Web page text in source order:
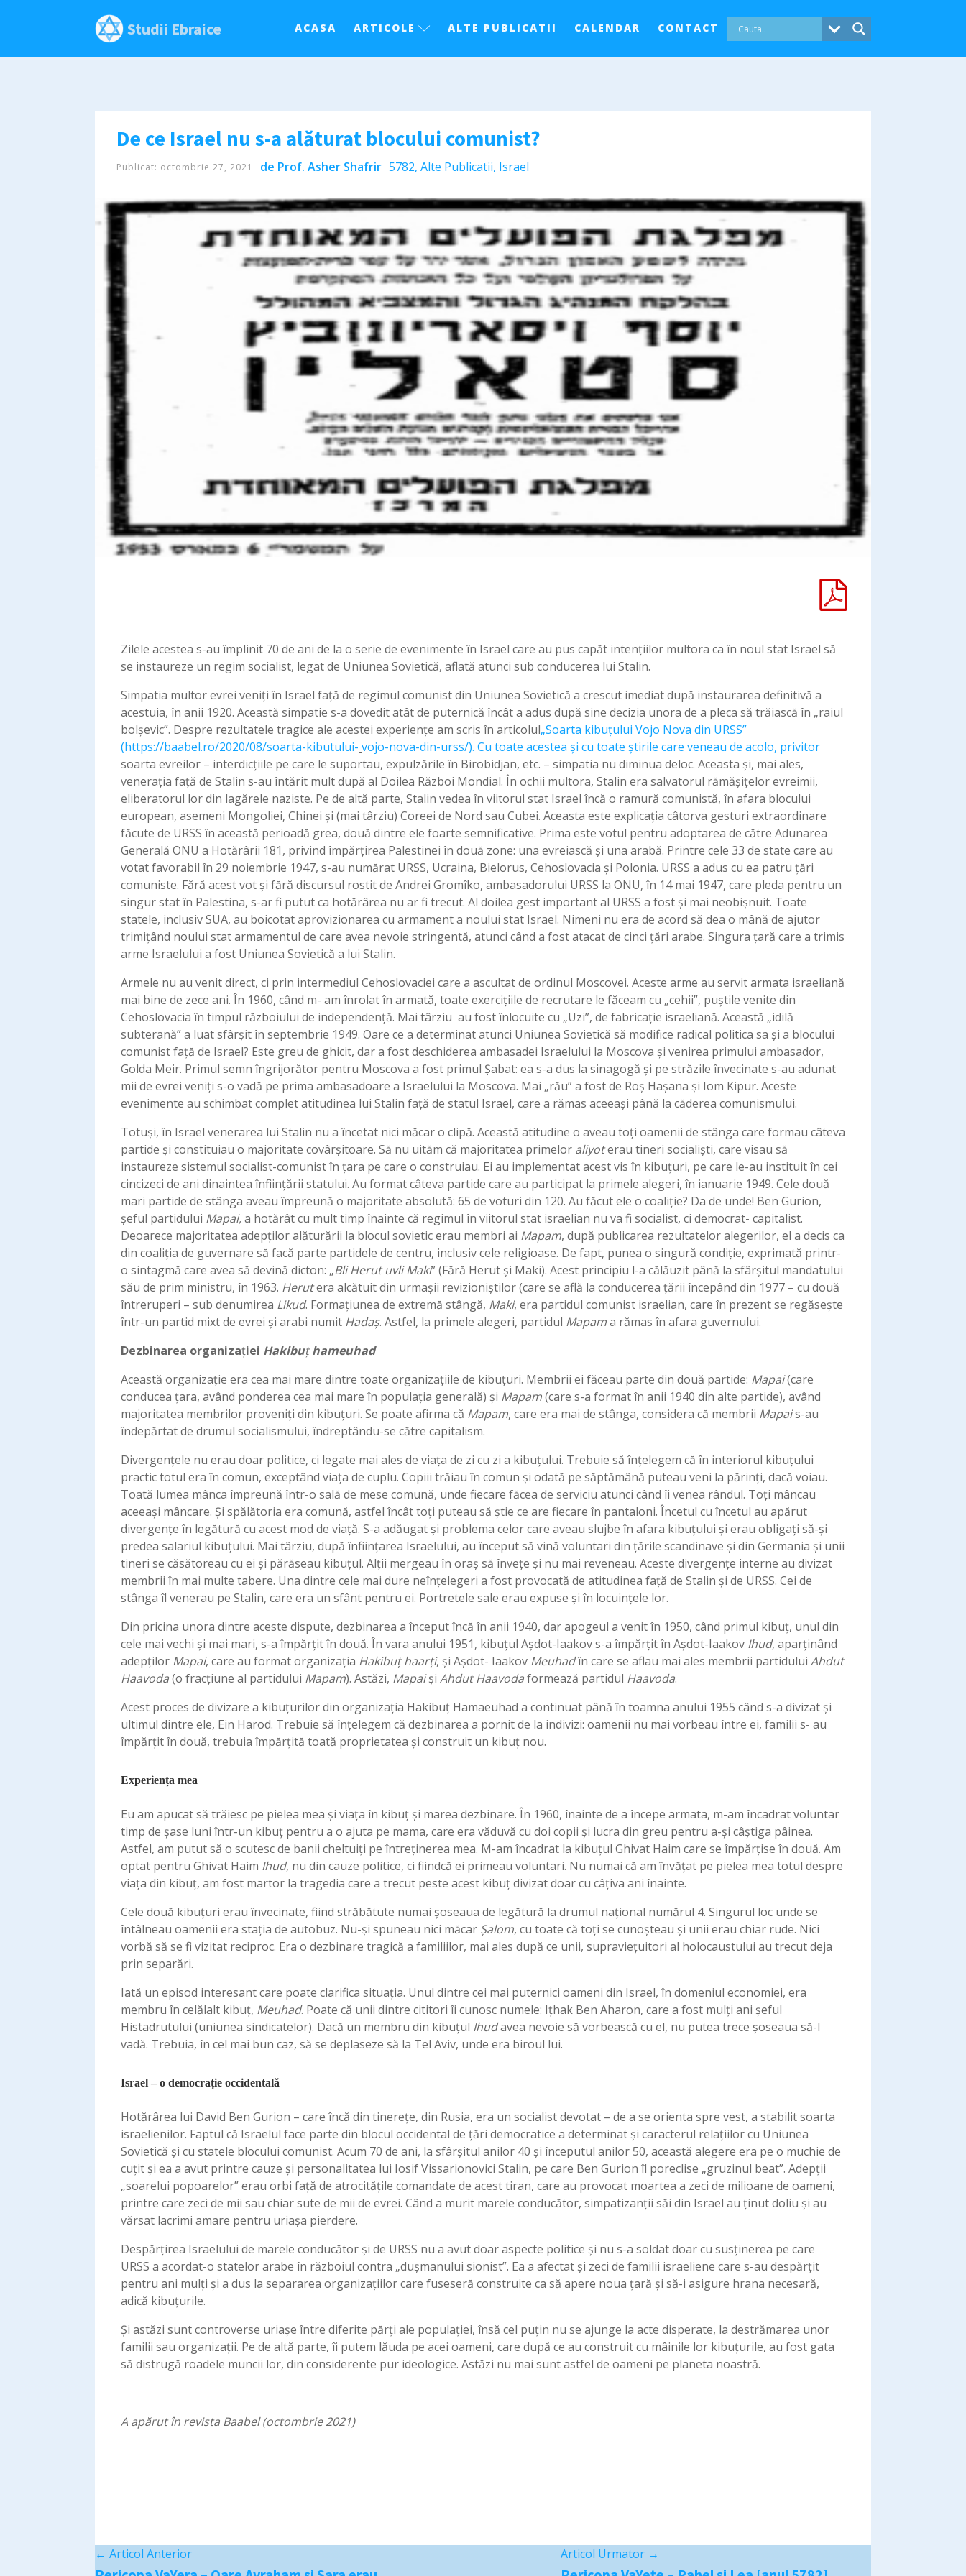
Studii Ebraice ACASA ARTICOLE ALTE PUBLICATII CALENDAR CONTACT
De ce Israel nu s-a alăturat blocului comunist?
Publicat: octombrie 27, 2021 de Prof. Asher Shafrir 5782, Alte Publicatii, Israel
Zilele acestea s-au împlinit 70 de ani de la o serie de evenimente în Israel care au pus capăt intențiilor multora ca în noul stat Israel să
se instaureze un regim socialist, legat de Uniunea Sovietică, aflată atunci sub conducerea lui Stalin.
Simpatia multor evrei veniți în Israel față de regimul comunist din Uniunea Sovietică a crescut imediat după instaurarea definitivă a
acestuia, în anii 1920. Această simpatie s-a dovedit atât de puternică încât a adus după sine decizia unora de a pleca să trăiască în „raiul
bolșevic”. Despre rezultatele tragice ale acestei experiențe am scris în articolul„Soarta kibuțului Vojo Nova din URSS”
(https://baabel.ro/2020/08/soarta-kibutului- vojo-nova-din-urss/). Cu toate acestea și cu toate știrile care veneau de acolo, privitor
soarta evreilor – interdicţiile pe care le suportau, expulzările în Birobidjan, etc. – simpatia nu diminua deloc. Aceasta și, mai ales,
veneraţia faţă de Stalin s-au întărit mult după al Doilea Război Mondial. În ochii multora, Stalin era salvatorul rămășițelor evreimii,
eliberatorul lor din lagărele naziste. Pe de altă parte, Stalin vedea în viitorul stat Israel încă o ramură comunistă, în afara blocului
european, asemeni Mongoliei, Chinei şi (mai târziu) Coreei de Nord sau Cubei. Aceasta este explicaţia câtorva gesturi extraordinare
făcute de URSS în această perioadă grea, două dintre ele foarte semnificative. Prima este votul pentru adoptarea de către Adunarea
Generală ONU a Hotărârii 181, privind împărțirea Palestinei în două zone: una evreiască şi una arabă. Printre cele 33 de state care au
votat favorabil în 29 noiembrie 1947, s-au numărat URSS, Ucraina, Bielorus, Cehoslovacia și Polonia. URSS a adus cu ea patru țări
comuniste. Fără acest vot și fără discursul rostit de Andrei Gromîko, ambasadorului URSS la ONU, în 14 mai 1947, care pleda pentru un
singur stat în Palestina, s-ar fi putut ca hotărârea nu ar fi trecut. Al doilea gest important al URSS a fost și mai neobișnuit. Toate
statele, inclusiv SUA, au boicotat aprovizionarea cu armament a noului stat Israel. Nimeni nu era de acord să dea o mână de ajutor
trimiţând noului stat armamentul de care avea nevoie stringentă, atunci când a fost atacat de cinci țări arabe. Singura ţară care a trimis
arme Israelului a fost Uniunea Sovietică a lui Stalin.
Armele nu au venit direct, ci prin intermediul Cehoslovaciei care a ascultat de ordinul Moscovei. Aceste arme au servit armata israeliană
mai bine de zece ani. În 1960, când m- am înrolat în armată, toate exercițiile de recrutare le făceam cu „cehii”, puștile venite din
Cehoslovacia în timpul războiului de independență. Mai târziu au fost înlocuite cu „Uzi”, de fabricaţie israeliană. Această „idilă
subterană” a luat sfârşit în septembrie 1949. Oare ce a determinat atunci Uniunea Sovietică să modifice radical politica sa și a blocului
comunist față de Israel? Este greu de ghicit, dar a fost deschiderea ambasadei Israelului la Moscova și venirea primului ambasador,
Golda Meir. Primul semn îngrijorător pentru Moscova a fost primul Șabat: ea s-a dus la sinagogă şi pe străzile învecinate s-au adunat
mii de evrei veniţi s-o vadă pe prima ambasadoare a Israelului la Moscova. Mai „rău” a fost de Roș Hașana și Iom Kipur. Aceste
evenimente au schimbat complet atitudinea lui Stalin față de statul Israel, care a rămas aceeaşi până la căderea comunismului.
Totuşi, în Israel venerarea lui Stalin nu a încetat nici măcar o clipă. Această atitudine o aveau toți oamenii de stânga care formau câteva
partide și constituiau o majoritate covârșitoare. Să nu uităm că majoritatea primelor aliyoterau tineri socialiști, care visau să
instaureze sistemul socialist-comunist în țara pe care o construiau. Ei au implementat acest vis în kibuțuri, pe care le-au instituit în cei
cincizeci de ani dinaintea înființării statului. Au format câteva partide care au participat la primele alegeri, în ianuarie 1949. Cele două
mari partide de stânga aveau împreună o majoritate absolută: 65 de voturi din 120. Au făcut ele o coaliție? Da de unde! Ben Gurion,
șeful partidului Mapai,a hotărât cu mult timp înainte că regimul în viitorul stat israelian nu va fi socialist, ci democrat- capitalist.
Deoarece majoritatea adepților alăturării la blocul sovietic erau membri ai Mapam, după publicarea rezultatelor alegerilor, el a decis ca
din coaliţia de guvernare să facă parte partidele de centru, inclusiv cele religioase. De fapt, punea o singură condiție, exprimată printr-
o sintagmă care avea să devină dicton: „Bli Herut uvli Maki” (Fără Herut și Maki). Acest principiu l-a călăuzit până la sfârșitul mandatului
său de prim ministru, în 1963. Herutera alcătuit din urmașii revizioniștilor (care se află la conducerea ţării începând din 1977 – cu două
întreruperi – sub denumirea Likud. Formaţiunea de extremă stângă, Maki, era partidul comunist israelian, care în prezent se regăseşte
într-un partid mixt de evrei și arabi numit Hadaș. Astfel, la primele alegeri, partidul Mapama rămas în afara guvernului.
Dezbinarea organizației Hakibuțhameuhad
Această organizație era cea mai mare dintre toate organizațiile de kibuțuri. Membrii ei făceau parte din două partide: Mapai(care
conducea țara, având ponderea cea mai mare în populația generală) şi Mapam(care s-a format în anii 1940 din alte partide), având
majoritatea membrilor proveniţi din kibuţuri. Se poate afirma că Mapam, care era mai de stânga, considera că membrii Mapais-au
îndepărtat de drumul socialismului, îndreptându-se către capitalism.
Divergențele nu erau doar politice, ci legate mai ales de viața de zi cu zi a kibuţului. Trebuie să înțelegem că în interiorul kibuţului
practic totul era în comun, exceptând viaţa de cuplu. Copiii trăiau în comun și odată pe săptămână puteau veni la părinți, dacă voiau.
Toată lumea mânca împreună într-o sală de mese comună, unde fiecare făcea de serviciu atunci când îi venea rândul. Toți mâncau
aceeași mâncare. Şi spălătoria era comună, astfel încât toți puteau să știe ce are fiecare în pantaloni. Încetul cu încetul au apărut
divergențe în legătură cu acest mod de viață. S-a adăugat şi problema celor care aveau slujbe în afara kibuțului și erau obligaţi să-şi
predea salariul kibuțului. Mai târziu, după înființarea Israelului, au început să vină voluntari din ţările scandinave şi din Germania şi unii
tineri se căsătoreau cu ei și părăseau kibuţul. Alții mergeau în oraș să învețe și nu mai reveneau. Aceste divergenţe interne au divizat
membrii în mai multe tabere. Una dintre cele mai dure neînțelegeri a fost provocată de atitudinea față de Stalin și de URSS. Cei de
stânga îl venerau pe Stalin, care era un sfânt pentru ei. Portretele sale erau expuse şi în locuinţele lor.
Din pricina unora dintre aceste dispute, dezbinarea a început încă în anii 1940, dar apogeul a venit în 1950, când primul kibuț, unul din
cele mai vechi și mai mari, s-a împărțit în două. În vara anului 1951, kibuțul Așdot-Iaakov s-a împărțit în Așdot-Iaakov Ihud, aparținând
adepților Mapai, care au format organizația Hakibuț haarți, şi Așdot- Iaakov Meuhadîn care se aflau mai ales membrii partidului Ahdut
Haavoda(o fracțiune al partidului Mapam). Astăzi, Mapaiși Ahdut Haavodaformează partidul Haavoda.
Acest proces de divizare a kibuțurilor din organizaţia Hakibuț Hamaeuhad a continuat până în toamna anului 1955 când s-a divizat şi
ultimul dintre ele, Ein Harod. Trebuie să înțelegem că dezbinarea a pornit de la indivizi: oamenii nu mai vorbeau între ei, familii s- au
împărțit în două, trebuia împărțită toată proprietatea și construit un kibuț nou.
Experiența mea
Eu am apucat să trăiesc pe pielea mea și viața în kibuț și marea dezbinare. În 1960, înainte de a începe armata, m-am încadrat voluntar
timp de șase luni într-un kibuț pentru a o ajuta pe mama, care era văduvă cu doi copii și lucra din greu pentru a-şi câştiga pâinea.
Astfel, am putut să o scutesc de banii cheltuiţi pe întreţinerea mea. M-am încadrat la kibuțul Ghivat Haim care se împărțise în două. Am
optat pentru Ghivat Haim Ihud, nu din cauze politice, ci fiindcă ei primeau voluntari. Nu numai că am învățat pe pielea mea totul despre
viața din kibuț, am fost martor la tragedia care a trecut peste acest kibuț divizat doar cu câțiva ani înainte.
Cele două kibuțuri erau învecinate, fiind străbătute numai șoseaua de legătură la drumul național numărul 4. Singurul loc unde se
întâlneau oamenii era stația de autobuz. Nu-și spuneau nici măcar Şalom, cu toate că toți se cunoșteau și unii erau chiar rude. Nici
vorbă să se fi vizitat reciproc. Era o dezbinare tragică a familiilor, mai ales după ce unii, supraviețuitori al holocaustului au trecut deja
prin separări.
Iată un episod interesant care poate clarifica situația. Unul dintre cei mai puternici oameni din Israel, în domeniul economiei, era
membru în celălalt kibuț, Meuhad. Poate că unii dintre cititori îi cunosc numele: Ițhak Ben Aharon, care a fost mulți ani șeful
Histadrutului (uniunea sindicatelor). Dacă un membru din kibuțul Ihudavea nevoie să vorbească cu el, nu putea trece șoseaua să-l
vadă. Trebuia, în cel mai bun caz, să se deplaseze să la Tel Aviv, unde era biroul lui.
Israel – o democrație occidentală
Hotărârea lui David Ben Gurion – care încă din tinerețe, din Rusia, era un socialist devotat – de a se orienta spre vest, a stabilit soarta
israelienilor. Faptul că Israelul face parte din blocul occidental de țări democratice a determinat și caracterul relațiilor cu Uniunea
Sovietică și cu statele blocului comunist. Acum 70 de ani, la sfârșitul anilor 40 și începutul anilor 50, această alegere era pe o muchie de
cuțit și ea a avut printre cauze şi personalitatea lui Iosif Vissarionovici Stalin, pe care Ben Gurion îl poreclise „gruzinul beat”. Adepții
„soarelui popoarelor” erau orbi față de atrocitățile comandate de acest tiran, care au provocat moartea a zeci de milioane de oameni,
printre care zeci de mii sau chiar sute de mii de evrei. Când a murit marele conducător, simpatizanţii săi din Israel au ţinut doliu şi au
vărsat lacrimi amare pentru uriașa pierdere.
Despărțirea Israelului de marele conducător și de URSS nu a avut doar aspecte politice şi nu s-a soldat doar cu susţinerea pe care
URSS a acordat-o statelor arabe în războiul contra „dușmanului sionist”. Ea a afectat și zeci de familii israeliene care s-au despărțit
pentru ani mulți și a dus la separarea organizațiilor care fuseseră construite ca să apere noua țară și să-i asigure hrana necesară,
adică kibuțurile.
Și astăzi sunt controverse uriașe între diferite părți ale populaţiei, însă cel puțin nu se ajunge la acte disperate, la destrămarea unor
familii sau organizații. Pe de altă parte, îi putem lăuda pe acei oameni, care după ce au construit cu mâinile lor kibuţurile, au fost gata
să distrugă roadele muncii lor, din considerente pur ideologice. Astăzi nu mai sunt astfel de oameni pe planeta noastră.
A apărut în revista Baabel (octombrie 2021)
← Articol Anterior Articol Urmator →